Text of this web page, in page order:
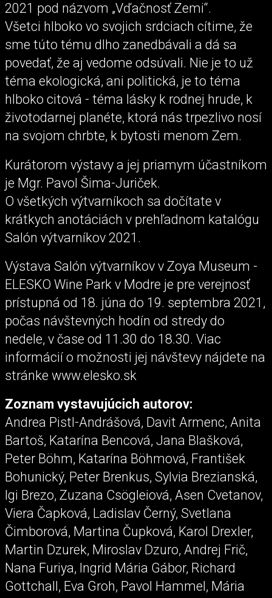
2021 pod názvom „Vďačnosť Zemi“.
Všetci hlboko vo svojich srdciach cítime, že
sme túto tému dlho zanedbávali a dá sa
povedať, že aj vedome odsúvali. Nie je to už
téma ekologická, ani politická, je to téma
hlboko citová - téma lásky k rodnej hrude, k
životodarnej planéte, ktorá nás trpezlivo nosí
na svojom chrbte, k bytosti menom Zem.
Kurátorom výstavy a jej priamym účastníkom
je Mgr. Pavol Šima-Juriček.
O všetkých výtvarníkoch sa dočítate v
krátkych anotáciách v prehľadnom katalógu
Salón výtvarníkov 2021.
Výstava Salón výtvarníkov v Zoya Museum -
ELESKO Wine Park v Modre je pre verejnosť
prístupná od 18. júna do 19. septembra 2021,
počas návštevných hodín od stredy do
nedele, v čase od 11.30 do 18.30. Viac
informácií o možnosti jej návštevy nájdete na
stránke www.elesko.sk
Zoznam vystavujúcich autorov:
Andrea Pistl-Andrášová, Davit Armenc, Anita
Bartoš, Katarína Bencová, Jana Blašková,
Peter Böhm, Katarína Böhmová, František
Bohunický, Peter Brenkus, Sylvia Brezianská,
Igi Brezo, Zuzana Csögleiová, Asen Cvetanov,
Viera Čapková, Ladislav Černý, Svetlana
Čimborová, Martina Čupková, Karol Drexler,
Martin Dzurek, Miroslav Dzuro, Andrej Frič,
Nana Furiya, Ingrid Mária Gábor, Richard
Gottchall, Eva Groh, Pavol Hammel, Mária